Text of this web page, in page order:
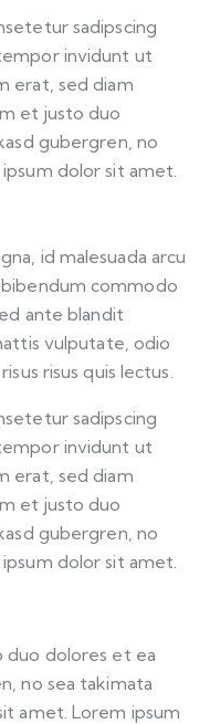
sadipscing
invidunt ut
erat, sed diam
et justo duo
gubergren, no
dolor sit amet.
id malesuada arcu
commodo
ante blandit
vulputate, odio
risus quis lectus.
sadipscing
invidunt ut
erat, sed diam
et justo duo
gubergren, no
dolor sit amet.
duo dolores et ea
no sea takimata
amet. Lorem ipsum